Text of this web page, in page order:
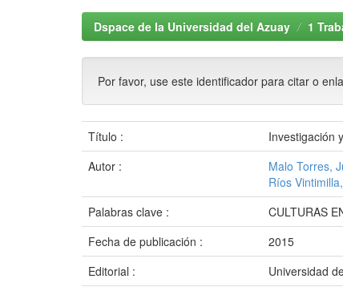
Dspace de la Universidad del Azuay 1
Por favor, use este identificador para citar o
Título :
Investigación
Autor :
Malo Torres,
Ríos
Palabras clave :
CULTURAS
Fecha de publicación :
2015
Editorial :
Universidad